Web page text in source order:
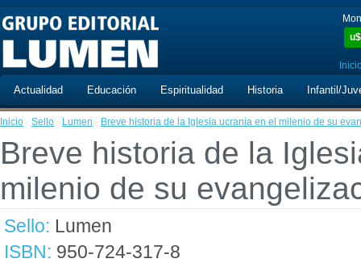
u$
Actualidad Educación Espiritualidad Historia Infantil/
Inicio · Sello · Lumen · Breve historia de la Iglesia ucrania en el milenio de su
Breve historia de la
milenio de su
Sello: Lumen
ISBN: 950-724-317-8